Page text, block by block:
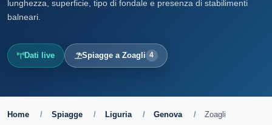
lunghezza, superficie, tipo di fondale e presenza di stabilimenti
balneari.
Dati live Spiagge a Zoagli 4
Home / Spiagge / Liguria / Genova / Zoagli